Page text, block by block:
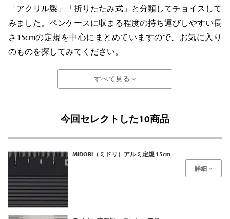
「アクリル製」「折りたたみ式」と分類してチョイスして
みました。ペンケースに収まる程度の持ち運びしやすい長
さ15cmの定規を中心にまとめていますので、お気に入り
のものを探してみてください。
すべて見る
今回セレクトした10商品
MIDORI（ミドリ）アルミ定規 15cm
詳細